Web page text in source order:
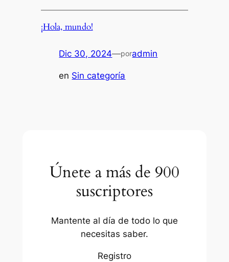
¡Hola, mundo!
Dic 30, 2024—poradmin
en Sin categoría
Únete a más de 900
suscriptores
Mantente al día de todo lo que
necesitas saber.
Registro